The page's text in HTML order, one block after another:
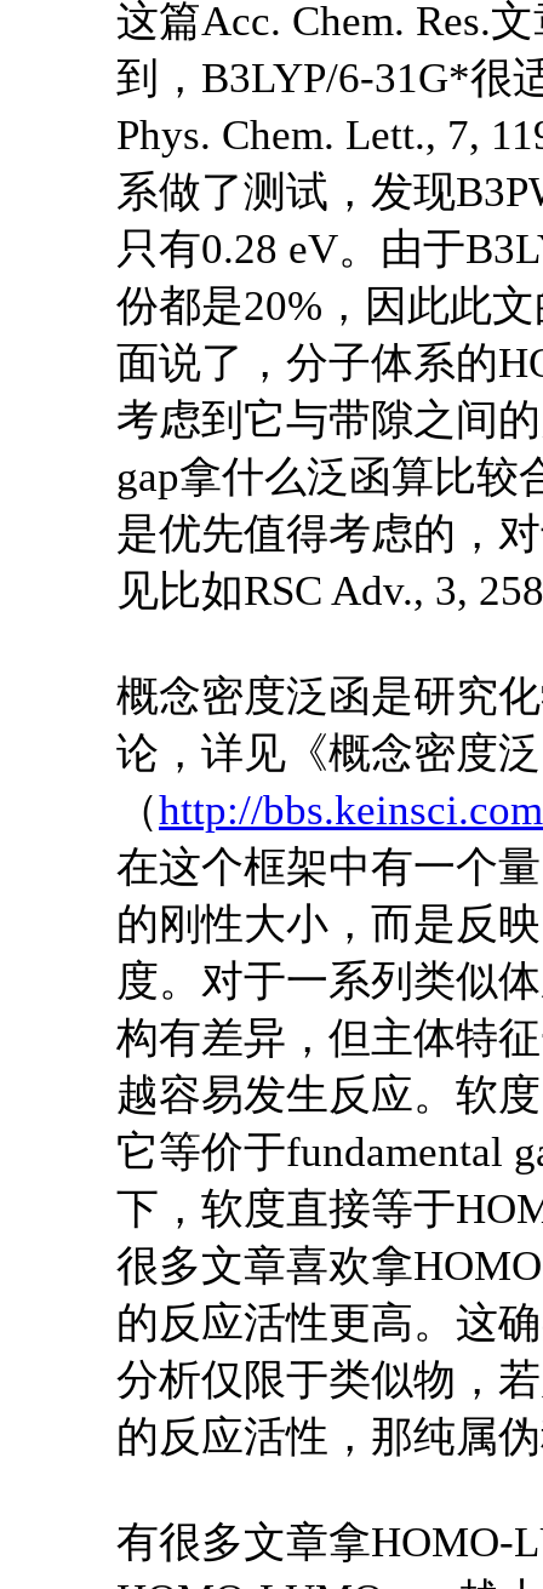
这篇Acc. Chem. Res.
到，B3LYP/6-31G*很
Phys. Chem. Lett., 7,
系做了测试，发现
只有0.28 eV。由于
份都是20%，因此此
面说了，分子体系的
考虑到它与带隙之间
gap拿什么泛函算比较
是优先值得考虑的，
见比如RSC Adv., 3,
概念密度泛函是研究
论，详见《概念密度
（http://
在这个框架中有一个
的刚性大小，而是反
度。对于一系列类似
构有差异，但主体特
越容易发生反应。软
它等价于fundamental
下，软度直接等于
很多文章喜欢拿
的反应活性更高。这
分析仅限于类似物，
的反应活性，那纯属
有很多文章拿HOMO-